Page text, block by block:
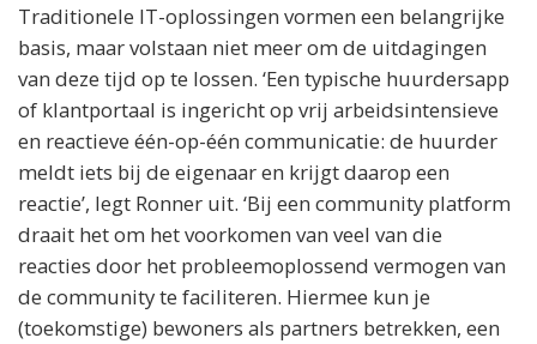
Traditionele IT-oplossingen vormen een belangrijke
basis, maar volstaan niet meer om de uitdagingen
van deze tijd op te lossen. ‘Een typische huurdersapp
of klantportaal is ingericht op vrij arbeidsintensieve
en reactieve één-op-één communicatie: de huurder
meldt iets bij de eigenaar en krijgt daarop een
reactie’, legt Ronner uit. ‘Bij een community platform
draait het om het voorkomen van veel van die
reacties door het probleemoplossend vermogen van
de community te faciliteren. Hiermee kun je
(toekomstige) bewoners als partners betrekken, een